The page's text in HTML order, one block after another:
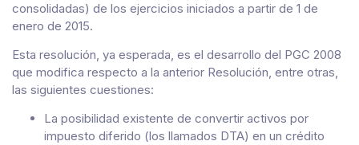
consolidadas) de los ejercicios iniciados a partir de 1 de
enero de 2015.
Esta resolución, ya esperada, es el desarrollo del PGC 2008
que modifica respecto a la anterior Resolución, entre otras,
las siguientes cuestiones:
La posibilidad existente de convertir activos por
impuesto diferido (los llamados DTA) en un crédito